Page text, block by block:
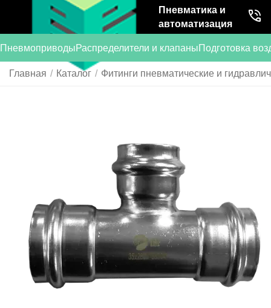
Пневматика и
автоматизация
ПневмоприводыРаспределители и клапаныПодготовка
Главная / Каталог / Фитинги пневматические и